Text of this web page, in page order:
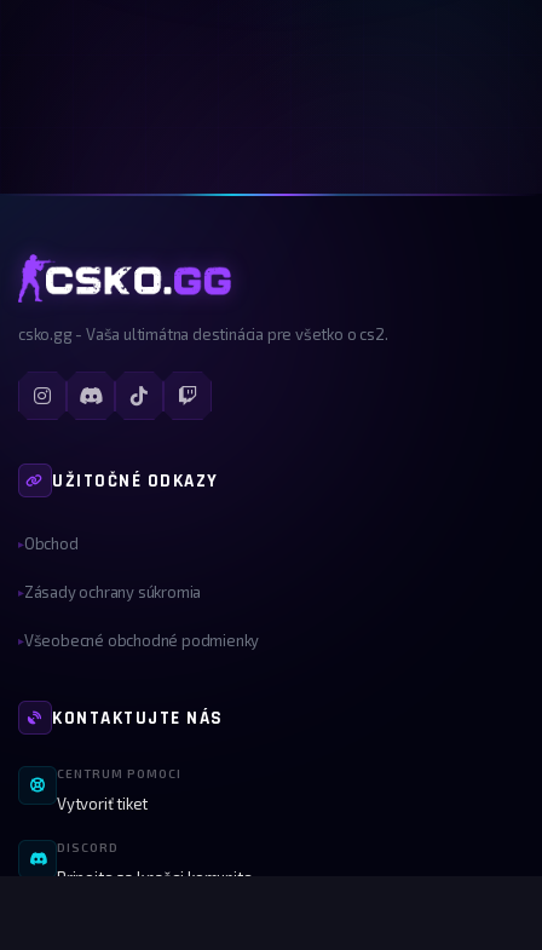
csko.gg - Vaša ultimátna destinácia pre všetko o cs2.
UŽITOČNÉ ODKAZY
▸Obchod
▸Zásady ochrany súkromia
▸Všeobecné obchodné podmienky
KONTAKTUJTE NÁS
CENTRUM POMOCI
Vytvoriť tiket
DISCORD
Pripojte sa k našej komunite